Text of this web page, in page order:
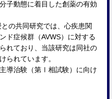
子動態に着目した創薬の有効
の共同研究では、心疾患関
ド症候群（AVWS）に対する
れており、当該研究は同社の
られています。
導治験（第Ⅰ相試験）に向け